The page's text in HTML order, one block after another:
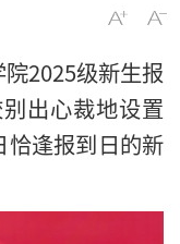
2025级新生报
出心裁地设置
逢报到日的新